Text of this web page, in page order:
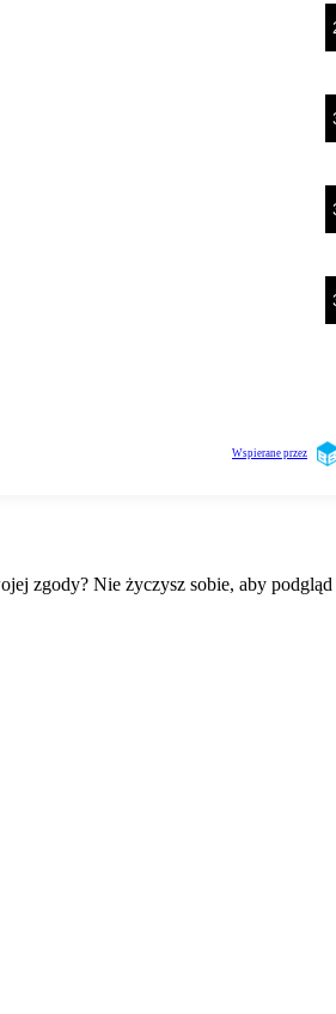
zgody? Nie życzysz sobie, aby